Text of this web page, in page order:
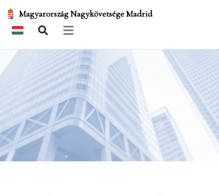
Magyarország Nagykövetsége Madrid
Open main menu